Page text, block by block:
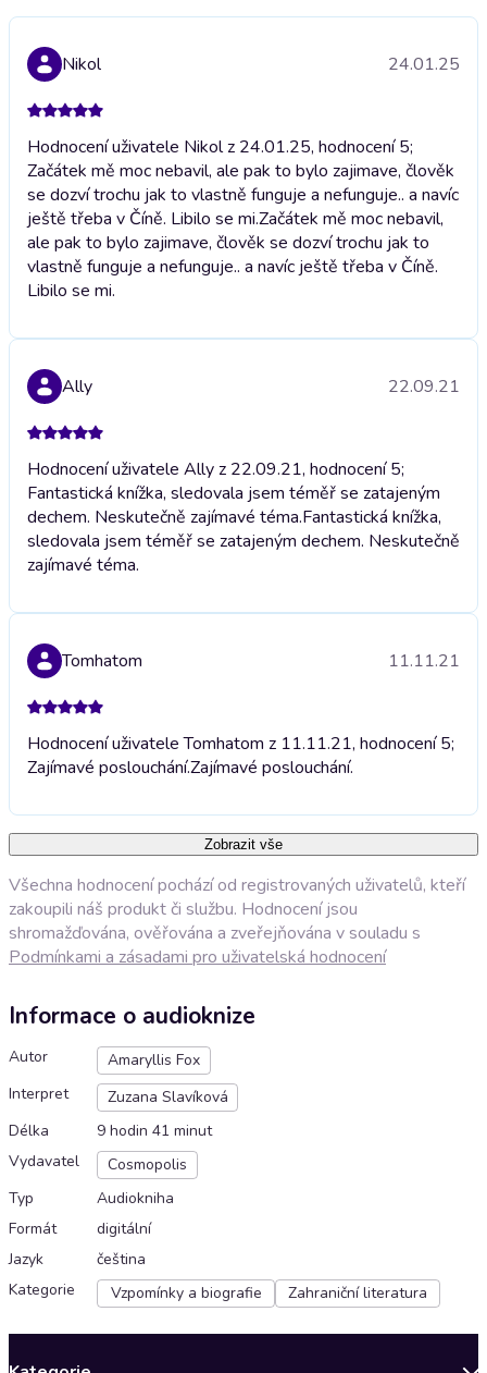
Nikol 24.01.25
Hodnocení uživatele Nikol z 24.01.25, hodnocení 5;
Začátek mě moc nebavil, ale pak to bylo zajimave, člověk
se dozví trochu jak to vlastně funguje a nefunguje.. a navíc
ještě třeba v Číně. Libilo se mi.Začátek mě moc nebavil,
ale pak to bylo zajimave, člověk se dozví trochu jak to
vlastně funguje a nefunguje.. a navíc ještě třeba v Číně.
Libilo se mi.
Ally 22.09.21
Hodnocení uživatele Ally z 22.09.21, hodnocení 5;
Fantastická knížka, sledovala jsem téměř se zatajeným
dechem. Neskutečně zajímavé téma.Fantastická knížka,
sledovala jsem téměř se zatajeným dechem. Neskutečně
zajímavé téma.
Tomhatom 11.11.21
Hodnocení uživatele Tomhatom z 11.11.21, hodnocení 5;
Zajímavé poslouchání.Zajímavé poslouchání.
Zobrazit vše
Všechna hodnocení pochází od registrovaných uživatelů, kteří
zakoupili náš produkt či službu. Hodnocení jsou
shromažďována, ověřována a zveřejňována v souladu s
Podmínkami a zásadami pro uživatelská hodnocení
Informace o audioknize
Autor
Amaryllis Fox
Interpret
Zuzana Slavíková
Délka
9 hodin 41 minut
Vydavatel
Cosmopolis
Typ
Audiokniha
Formát
digitální
Jazyk
čeština
Kategorie
Vzpomínky a biografie Zahraniční literatura